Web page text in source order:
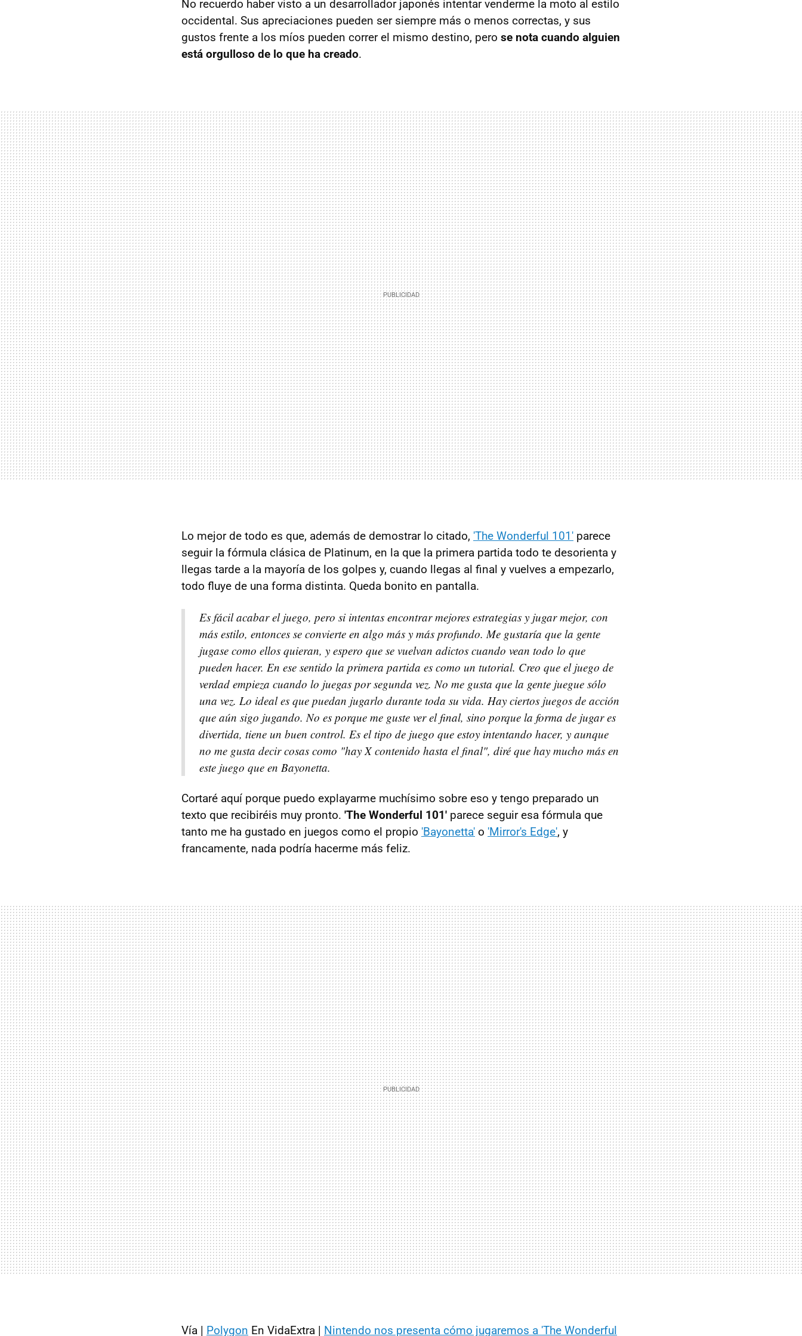
No recuerdo haber visto a un desarrollador japonés intentar venderme la moto al estilo
occidental. Sus apreciaciones pueden ser siempre más o menos correctas, y sus
gustos frente a los míos pueden correr el mismo destino, pero se nota cuando alguien
está orgulloso de lo que ha creado.
Lo mejor de todo es que, además de demostrar lo citado, 'The Wonderful 101' parece
seguir la fórmula clásica de Platinum, en la que la primera partida todo te desorienta y
llegas tarde a la mayoría de los golpes y, cuando llegas al final y vuelves a empezarlo,
todo fluye de una forma distinta. Queda bonito en pantalla.
Es fácil acabar el juego, pero si intentas encontrar mejores estrategias y jugar mejor, con
más estilo, entonces se convierte en algo más y más profundo. Me gustaría que la gente
jugase como ellos quieran, y espero que se vuelvan adictos cuando vean todo lo que
pueden hacer. En ese sentido la primera partida es como un tutorial. Creo que el juego de
verdad empieza cuando lo juegas por segunda vez. No me gusta que la gente juegue sólo
una vez. Lo ideal es que puedan jugarlo durante toda su vida. Hay ciertos juegos de acción
que aún sigo jugando. No es porque me guste ver el final, sino porque la forma de jugar es
divertida, tiene un buen control. Es el tipo de juego que estoy intentando hacer, y aunque
no me gusta decir cosas como "hay X contenido hasta el final", diré que hay mucho más en
este juego que en Bayonetta.
Cortaré aquí porque puedo explayarme muchísimo sobre eso y tengo preparado un
texto que recibiréis muy pronto. 'The Wonderful 101' parece seguir esa fórmula que
tanto me ha gustado en juegos como el propio 'Bayonetta' o 'Mirror's Edge', y
francamente, nada podría hacerme más feliz.
Vía | Polygon En VidaExtra | Nintendo nos presenta cómo jugaremos a 'The Wonderful